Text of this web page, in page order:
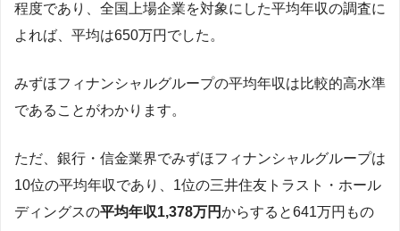
程度であり、全国上場企業を対象にした平均年収の調査に
よれば、平均は650万円でした。
みずほフィナンシャルグループの平均年収は比較的高水準
であることがわかります。
ただ、銀行・信金業界でみずほフィナンシャルグループは
10位の平均年収であり、1位の三井住友トラスト・ホール
ディングスの平均年収1,378万円からすると641万円もの